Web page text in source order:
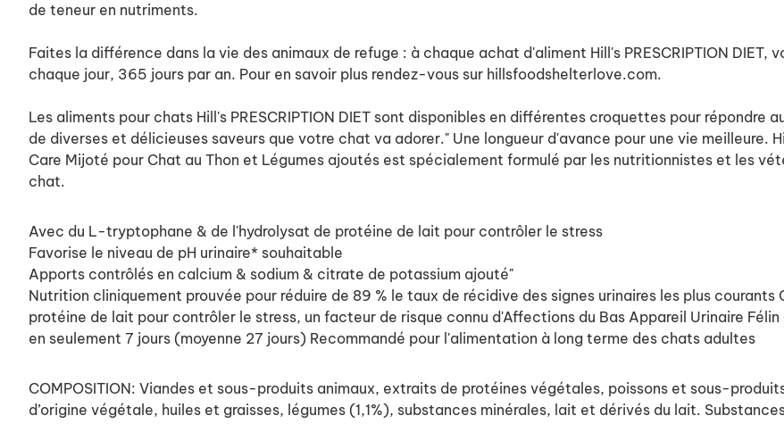
de teneur en nutriments.
Faites la différence dans la vie des animaux de refuge : à chaque achat d'aliment Hill's PRESCRIPTION DIET,
chaque jour, 365 jours par an. Pour en savoir plus rendez-vous sur hillsfoodshelterlove.com.
Les aliments pour chats Hill's PRESCRIPTION DIET sont disponibles en différentes croquettes pour répondre
de diverses et délicieuses saveurs que votre chat va adorer." Une longueur d'avance pour une vie meilleure.
Care Mijoté pour Chat au Thon et Légumes ajoutés est spécialement formulé par les nutritionnistes et les
chat.
Avec du L-tryptophane & de l'hydrolysat de protéine de lait pour contrôler le stress
Favorise le niveau de pH urinaire* souhaitable
Apports contrôlés en calcium & sodium & citrate de potassium ajouté"
Nutrition cliniquement prouvée pour réduire de 89 % le taux de récidive des signes urinaires les plus courants
protéine de lait pour contrôler le stress, un facteur de risque connu d'Affections du Bas Appareil Urinaire
en seulement 7 jours (moyenne 27 jours) Recommandé pour l'alimentation à long terme des chats adultes
COMPOSITION: Viandes et sous-produits animaux, extraits de protéines végétales, poissons et sous-
d’origine végétale, huiles et graisses, légumes (1,1%), substances minérales, lait et dérivés du lait.